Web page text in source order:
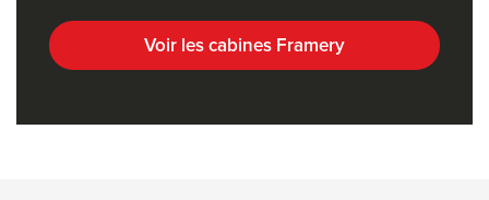
Voir les cabines Framery